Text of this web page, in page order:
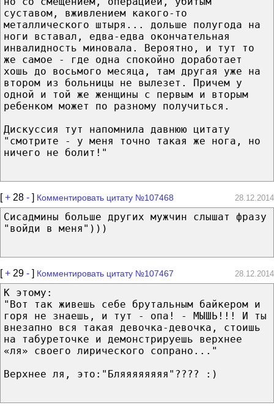
суставом, вживлением какого-то
металлического штыря... дольше полугода на
ноги вставал, едва-едва окончательная
инвалидность миновала. Вероятно, и тут то
же самое - где одна спокойно доработает
хошь до восьмого месяца, там другая уже на
втором из больницы не вылезет. Причем у
одной и той же женщины с первым и вторым
ребенком может по разному получиться.
Дискуссия тут напомнила давнюю цитату
"смотрите - у меня точно такая же нога, но
ничего не болит!"
[+ 28 - ] Комментировать цитату №107468 28.12.2014
Сисадмины больше других мужчин слышат фразу
"войди в меня")))
[+ 29 - ] Комментировать цитату №107467 28.12.2014
К этому:
"Вот так живешь себе брутальным байкером и
горя не знаешь, и тут - опа! - МЫШЬ!!! И ты
внезапно вся такая девочка-девочка, стоишь
на табуреточке и демонстрируешь верхнее
«ля» своего лирического сопрано..."
Верхнее ля, это:"Бляяяяяяяя"???? :)